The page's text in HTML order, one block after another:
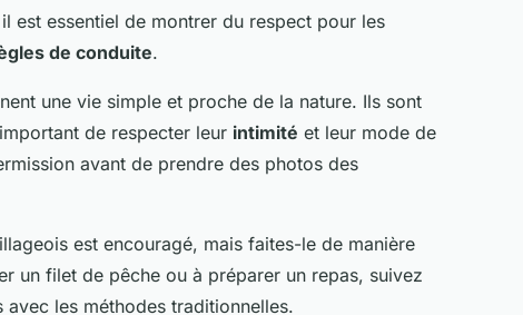
est essentiel de montrer du respect pour les
de conduite.
une vie simple et proche de la nature. Ils sont
de respecter leur intimité et leur mode de
avant de prendre des photos des
est encouragé, mais faites-le de manière
un filet de pêche ou à préparer un repas, suivez
avec les méthodes traditionnelles.